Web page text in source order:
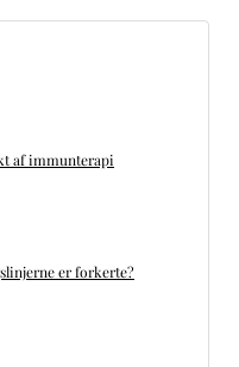
af immunterapi
er forkerte?